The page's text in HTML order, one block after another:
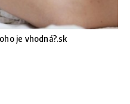
je vhodná?.sk